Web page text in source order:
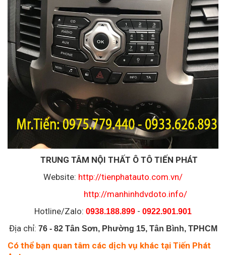
TRUNG TÂM NỘI THẤT Ô TÔ TIẾN PHÁT
Website: http://tienphatauto.com.vn/
http://manhinhdvdoto.info/
Hotline/Zalo: 0938.188.899 - 0922.901.901
Địa chỉ: 76 - 82 Tân Sơn, Phường 15, Tân Bình, TPHCM
Có thể bạn quan tâm các dịch vụ khác tại Tiến Phát